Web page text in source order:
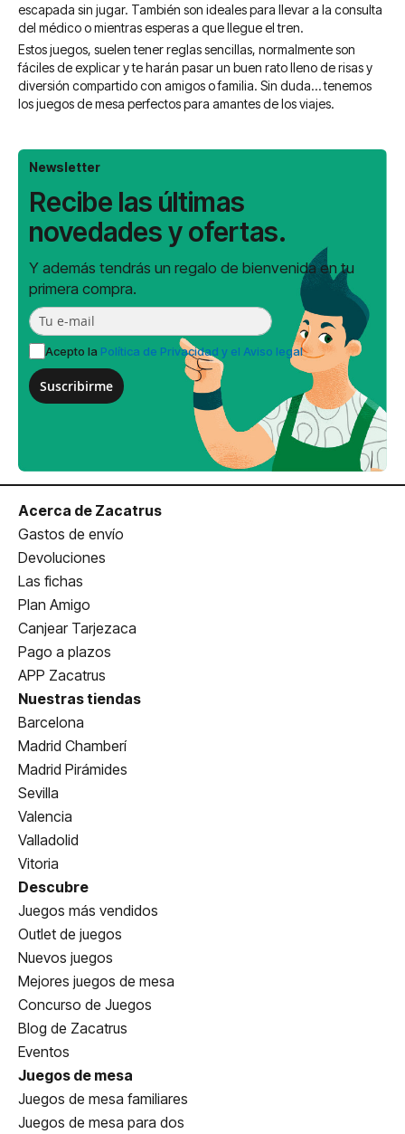
escapada sin jugar. También son ideales para llevar a la consulta
del médico o mientras esperas a que llegue el tren.
Estos juegos, suelen tener reglas sencillas, normalmente son
fáciles de explicar y te harán pasar un buen rato lleno de risas y
diversión compartido con amigos o familia. Sin duda… tenemos
los juegos de mesa perfectos para amantes de los viajes.
Newsletter
Recibe las últimas
novedades y ofertas.
Y además tendrás un regalo de bienvenida en tu
primera compra.
Acepto la Política de Privacidad y el Aviso legal
Suscribirme
Acerca de Zacatrus
Gastos de envío
Devoluciones
Las fichas
Plan Amigo
Canjear Tarjezaca
Pago a plazos
APP Zacatrus
Nuestras tiendas
Barcelona
Madrid Chamberí
Madrid Pirámides
Sevilla
Valencia
Valladolid
Vitoria
Descubre
Juegos más vendidos
Outlet de juegos
Nuevos juegos
Mejores juegos de mesa
Concurso de Juegos
Blog de Zacatrus
Eventos
Juegos de mesa
Juegos de mesa familiares
Juegos de mesa para dos